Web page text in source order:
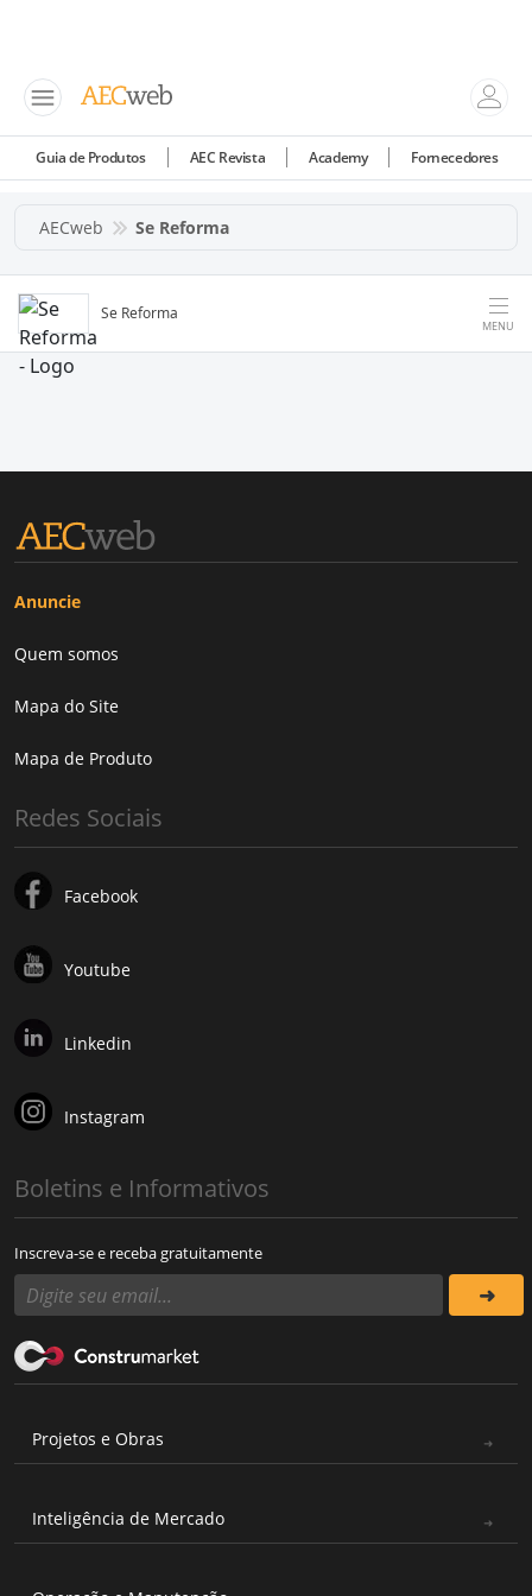
Guia de Produtos AEC Revista Academy Fornecedores
AECweb Se Reforma
Se Reforma
MENU
Anuncie
Quem somos
Mapa do Site
Mapa de Produto
Redes Sociais
Facebook
Youtube
Linkedin
Instagram
Boletins e Informativos
Inscreva-se e receba gratuitamente
Projetos e Obras
Inteligência de Mercado